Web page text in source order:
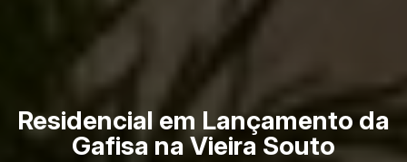
Residencial em Lançamento da
Gafisa na Vieira Souto